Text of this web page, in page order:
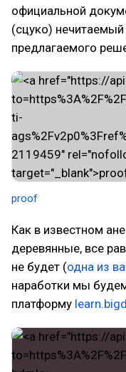
официальной
(сцуко) нечитаемый
предлагаемого
proof
Как в известном
деревянные, все
не будет (одна из
наработки мы
платформу